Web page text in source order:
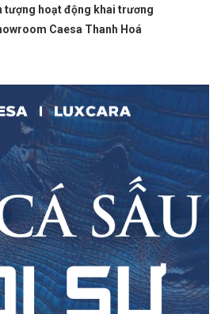
tượng hoạt động khai trương
Caesa Thanh Hoá